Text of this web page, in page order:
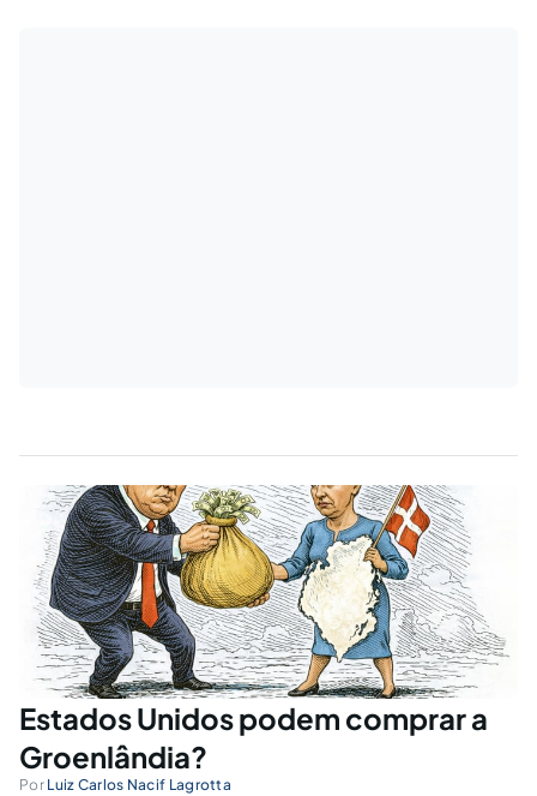
Estados Unidos podem comprar a
Groenlândia?
Por Luiz Carlos Nacif Lagrotta